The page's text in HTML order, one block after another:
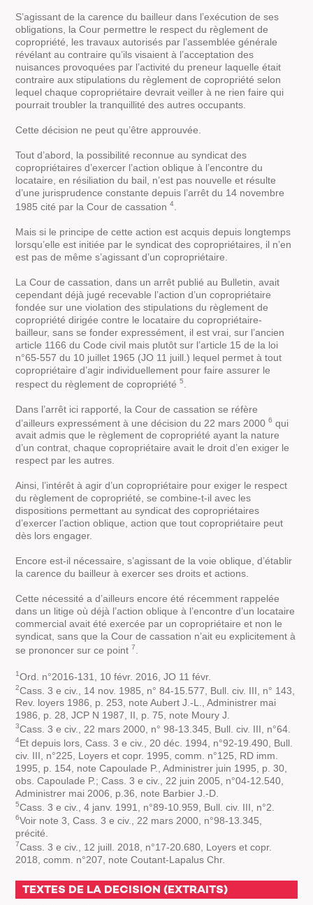
S’agissant de la carence du bailleur dans l’exécution de ses
obligations, la Cour permettre le respect du règlement de
copropriété, les travaux autorisés par l’assemblée générale
révélant au contraire qu’ils visaient à l’acceptation des
nuisances provoquées par l’activité du preneur laquelle était
contraire aux stipulations du règlement de copropriété selon
lequel chaque copropriétaire devrait veiller à ne rien faire qui
pourrait troubler la tranquillité des autres occupants.
Cette décision ne peut qu’être approuvée.
Tout d’abord, la possibilité reconnue au syndicat des
copropriétaires d’exercer l’action oblique à l’encontre du
locataire, en résiliation du bail, n’est pas nouvelle et résulte
d’une jurisprudence constante depuis l’arrêt du 14 novembre
1985 cité par la Cour de cassation4
Mais si le principe de cette action est acquis depuis longtemps
lorsqu’elle est initiée par le syndicat des copropriétaires, il n’en
est pas de même s’agissant d’un copropriétaire.
La Cour de cassation, dans un arrêt publié au Bulletin, avait
cependant déjà jugé recevable l’action d’un copropriétaire
fondée sur une violation des stipulations du règlement de
copropriété dirigée contre le locataire du copropriétaire-
bailleur, sans se fonder expressément, il est vrai, sur l’ancien
article 1166 du Code civil mais plutôt sur l’article 15 de la loi
n°65-557 du 10 juillet 1965 (JO 11 juill.) lequel permet à tout
copropriétaire d’agir individuellement pour faire assurer le
respect du règlement de copropriété5
Dans l’arrêt ici rapporté, la Cour de cassation se réfère
d’ailleurs expressément à une décision du 22 mars 20006 qui
avait admis que le règlement de copropriété ayant la nature
d’un contrat, chaque copropriétaire avait le droit d’en exiger le
respect par les autres.
Ainsi, l’intérêt à agir d’un copropriétaire pour exiger le respect
du règlement de copropriété, se combine-t-il avec les
dispositions permettant au syndicat des copropriétaires
d’exercer l’action oblique, action que tout copropriétaire peut
dès lors engager.
Encore est-il nécessaire, s’agissant de la voie oblique, d’établir
la carence du bailleur à exercer ses droits et actions.
Cette nécessité a d’ailleurs encore été récemment rappelée
dans un litige où déjà l’action oblique à l’encontre d’un locataire
commercial avait été exercée par un copropriétaire et non le
syndicat, sans que la Cour de cassation n’ait eu explicitement à
se prononcer sur ce point 7
1 Ord. n°2016-131, 10 févr. 2016, JO 11 févr.
2Cass. 3 e civ., 14 nov. 1985, n° 84-15.577, Bull. civ. III, n° 143,
Rev. loyers 1986, p. 253, note Aubert J.-L., Administrer mai
1986, p. 28, JCP N 1987, II, p. 75, note Moury J.
3Cass. 3 e civ., 22 mars 2000, n° 98-13.345, Bull. civ. III, n°64.
4Et depuis lors, Cass. 3 e civ., 20 déc. 1994, n°92-19.490, Bull.
civ. III, n°225, Loyers et copr. 1995, comm. n°125, RD imm.
1995, p. 154, note Capoulade P., Administrer juin 1995, p. 30,
obs. Capoulade P.; Cass. 3 e civ., 22 juin 2005, n°04-12.540,
Administrer mai 2006, p.36, note Barbier J.-D.
5Cass. 3 e civ., 4 janv. 1991, n°89-10.959, Bull. civ. III, n°2.
6Voir note 3, Cass. 3 e civ., 22 mars 2000, n°98-13.345,
précité.
7Cass. 3 e civ., 12 juill. 2018, n°17-20.680, Loyers et copr.
2018, comm. n°207, note Coutant-Lapalus Chr.
TEXTES DE LA DECISION (EXTRAITS)